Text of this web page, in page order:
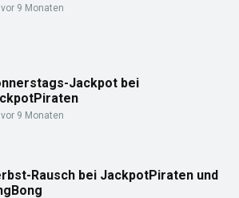
vor 9 Monaten
Jackpot bei
vor 9 Monaten
Rausch bei JackpotPiraten und